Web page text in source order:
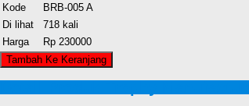
Kode
BRB-005 A
Di lihat
718 kali
Harga
Rp 230000